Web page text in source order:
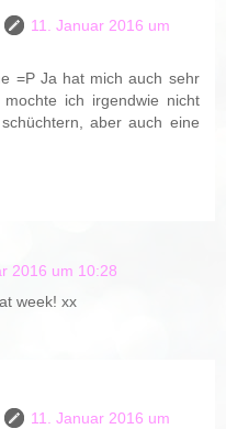
11. Januar 2016 um
=P Ja hat mich auch sehr
ich irgendwie nicht
aber auch eine
2016 um 10:28
week! xx
11. Januar 2016 um